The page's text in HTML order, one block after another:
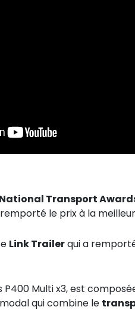
National Transport
le prix à la
Link Trailerqui a
P400 Multi x3, est
qui combine le